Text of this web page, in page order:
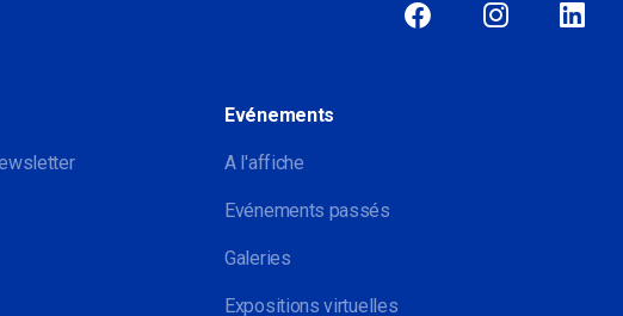
Evénements
A l'affiche
Evénements passés
Galeries
Expositions virtuelles